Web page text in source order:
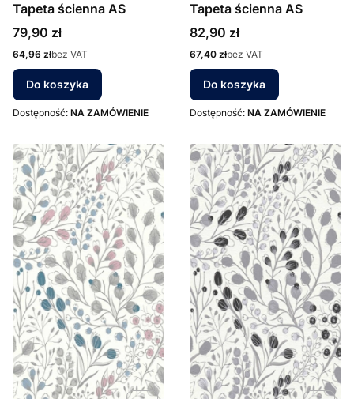
Tapeta ścienna AS
Cena
79,90 zł
Cena
64,96 złbez VAT
Do koszyka
Dostępność: NA ZAMÓWIENIE
Tapeta ścienna AS
Cena
82,90 zł
Cena
67,40 złbez VAT
Do koszyka
Dostępność: NA ZAMÓWIENIE